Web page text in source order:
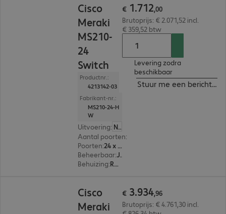
Cisco
Meraki
MS210-
24
Switch
Productnr.:
4213142-03
Fabrikant-nr.:
MS210-24-H
W
Uitvoering:
Nederland
Aantal poorten:
Poorten:
24 x 10/100/1000 RJ45
Beheerbaar: Ja
Behuizing: Rackmount
€ 1.712,00
Brutoprijs: € 2.071,52 incl.
€ 359,52 btw
Levering zodra
beschikbaar
Stuur me een bericht
Cisco
Meraki
€ 3.934,96
Brutoprijs: € 4.761,30 incl.